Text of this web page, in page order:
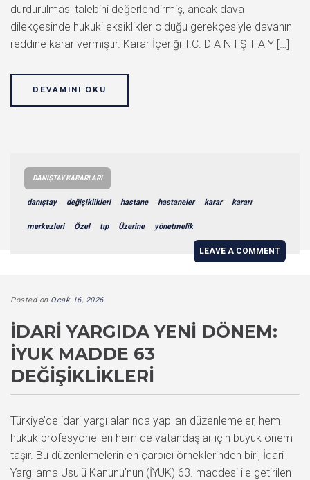
durdurulması talebini değerlendirmiş, ancak dava
dilekçesinde hukuki eksiklikler olduğu gerekçesiyle davanın
reddine karar vermiştir. Karar İçeriği T.C. D A N I Ş T A Y […]
DEVAMINI OKU
DANIŞTAY KARARLARI
danıştay değişiklikleri hastane hastaneler karar kararı
merkezleri Özel tıp Üzerine yönetmelik
LEAVE A COMMENT
Posted on Ocak 16, 2026
İDARI YARGIDA YENI DÖNEM:
İYUK MADDE 63
DEĞIŞIKLIKLERI
Türkiye’de idari yargı alanında yapılan düzenlemeler, hem
hukuk profesyonelleri hem de vatandaşlar için büyük önem
taşır. Bu düzenlemelerin en çarpıcı örneklerinden biri, İdari
Yargılama Usulü Kanunu’nun (İYUK) 63. maddesi ile getirilen